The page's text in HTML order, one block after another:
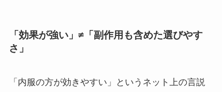
「効果が強い」≠「副作用も含めた選びやす
さ」
「内服の方が効きやすい」というネット上の言説